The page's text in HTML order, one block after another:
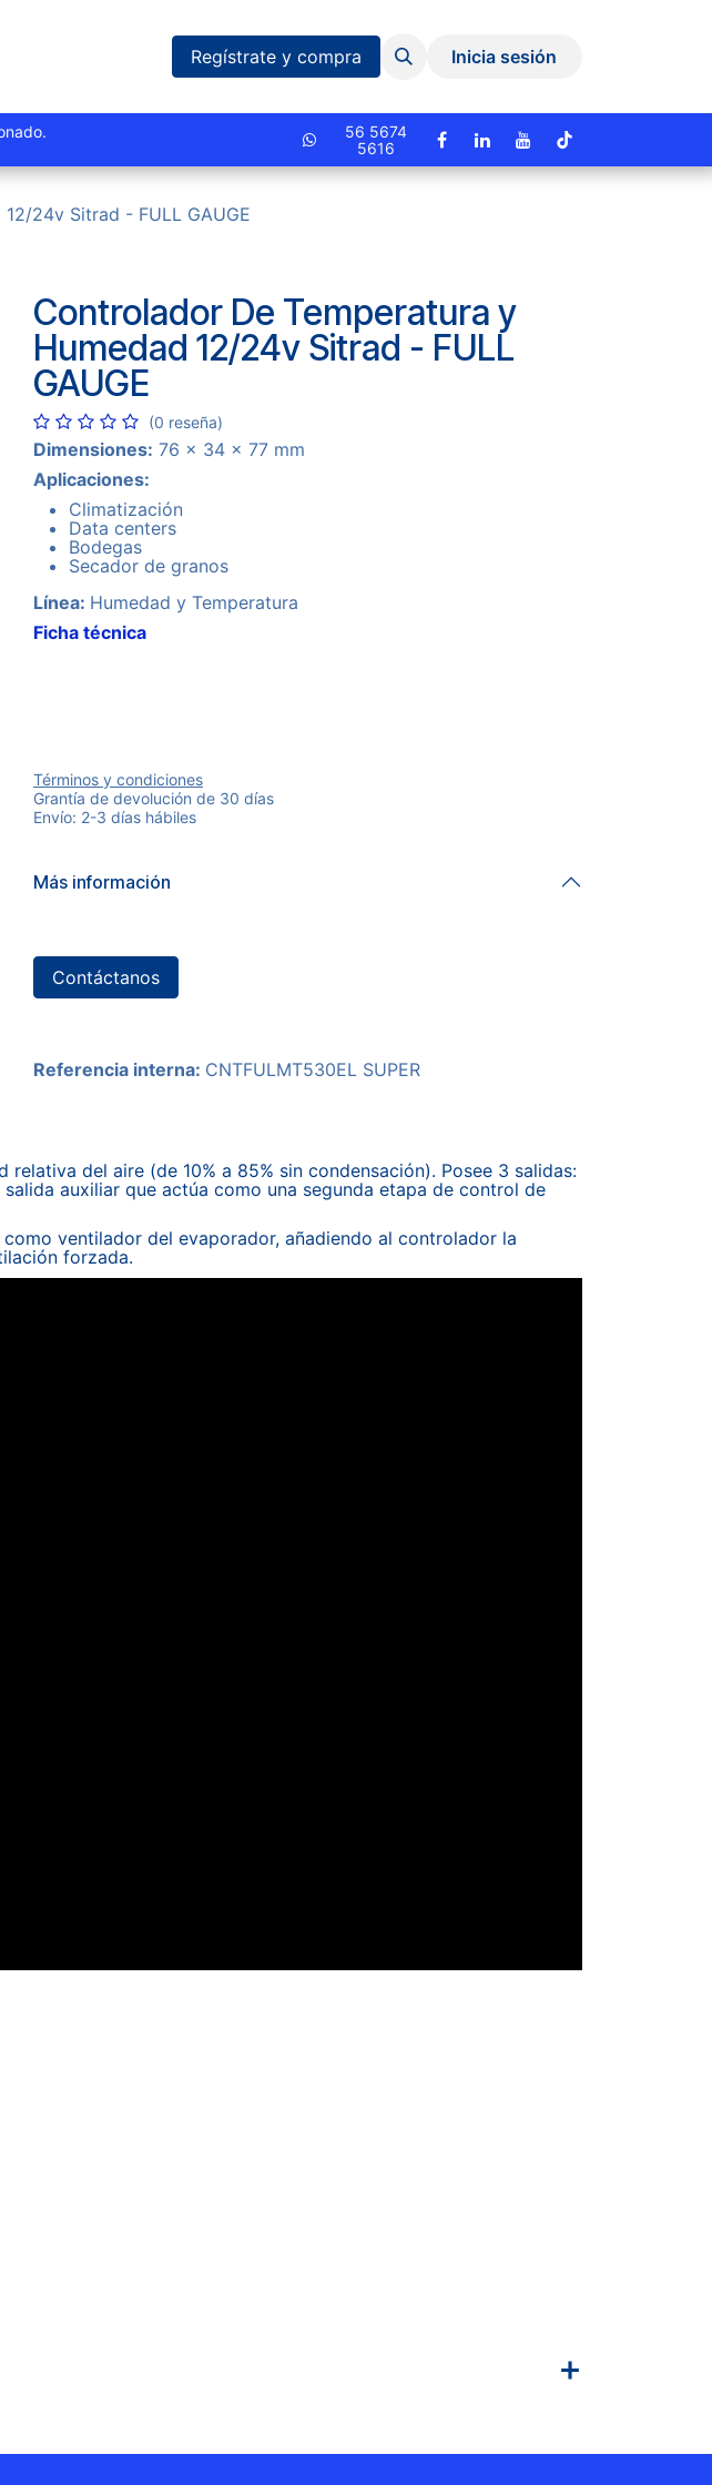
Sucursales Eventos y Capacitaciones Quiniela
Regístrate y compra Inicia sesión
y Aire Acondicionado.
56 5674
5616
24v Sitrad - FULL GAUGE
Controlador De Temperatura y
Humedad 12/24v Sitrad - FULL
GAUGE
(0 reseña)
Dimensiones: 76 x 34 x 77 mm
Aplicaciones:
Climatización
Data centers
Bodegas
Secador de granos
Línea: Humedad y Temperatura
Ficha técnica
Términos y condiciones
Grantía de devolución de 30 días
Envío: 2-3 días hábiles
Más información
Contáctanos
Referencia interna: CNTFULMT530EL SUPER
del aire (de 10% a 85% sin condensación). Posee 3 salidas:
auxiliar que actúa como una segunda etapa de control de
ventilador del evaporador, añadiendo al controlador la
forzada.